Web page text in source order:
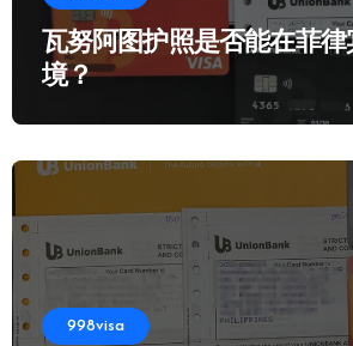
瓦努阿图护照是否能在菲
境？
998visa